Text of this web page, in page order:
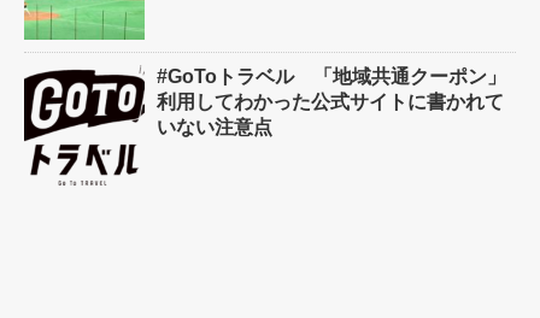
#GoToトラベル 「地域共通クーポン」
利用してわかった公式サイトに書かれて
いない注意点